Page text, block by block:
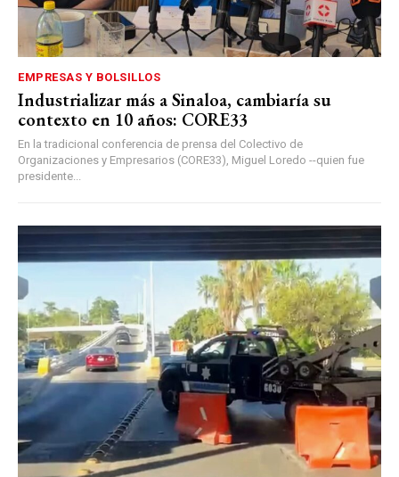
EMPRESAS Y BOLSILLOS
Industrializar más a Sinaloa, cambiaría su
contexto en 10 años: CORE33
En la tradicional conferencia de prensa del Colectivo de
Organizaciones y Empresarios (CORE33), Miguel Loredo --quien fue
presidente...